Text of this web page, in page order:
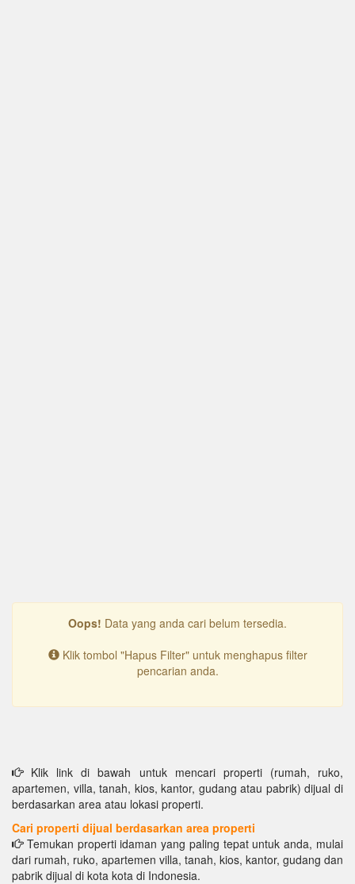
Oops! Data yang anda cari belum tersedia.
Klik tombol "Hapus Filter" untuk menghapus filter
pencarian anda.
Klik link di bawah untuk mencari properti (rumah, ruko,
apartemen, villa, tanah, kios, kantor, gudang atau pabrik) dijual di
berdasarkan area atau lokasi properti.
Cari properti dijual berdasarkan area properti
Temukan properti idaman yang paling tepat untuk anda, mulai
dari rumah, ruko, apartemen villa, tanah, kios, kantor, gudang dan
pabrik dijual di kota kota di Indonesia.